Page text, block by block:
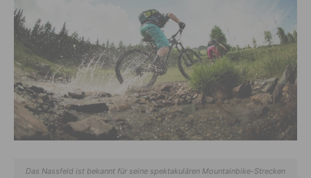
Das Nassfeld ist bekannt für seine spektakulären Mountainbike-Strecken